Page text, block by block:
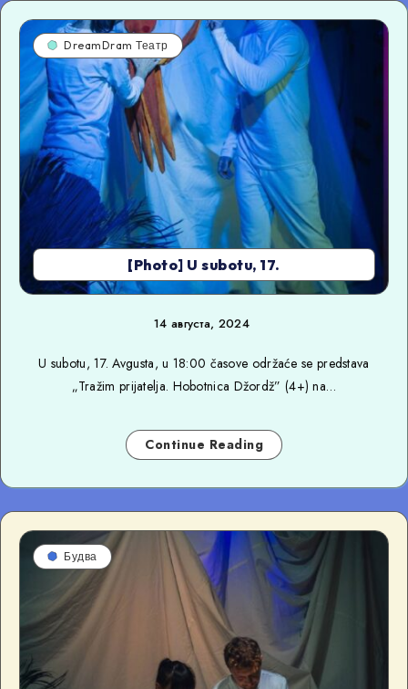
[Photo] U subotu, 17.
DreamDram Театр
14 августа, 2024
U subotu, 17. Avgusta, u 18:00 časove održaće se predstava
„Tražim prijatelja. Hobotnica Džordž” (4+) na…
Continue Reading
Будва